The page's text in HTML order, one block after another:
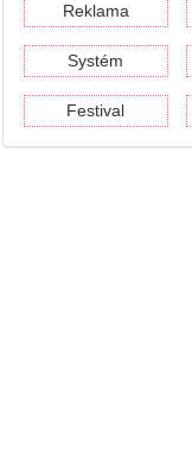
Reklama
Systém
Festival